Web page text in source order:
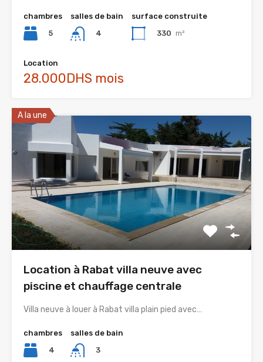
chambres
5
salles de bain
4
surface construite
330 m²
Location
28.000DHS mois
A la une
Location à Rabat villa neuve avec
piscine et chauffage centrale
Villa neuve à louer à Rabat villa plain pied avec…
chambres
4
salles de bain
3